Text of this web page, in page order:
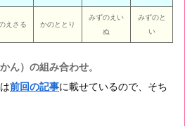
えさる かのととり
みずのえい
ぬ
みずのと
い
ん）の組み合わせ。
前回の記事に載せているので、そち